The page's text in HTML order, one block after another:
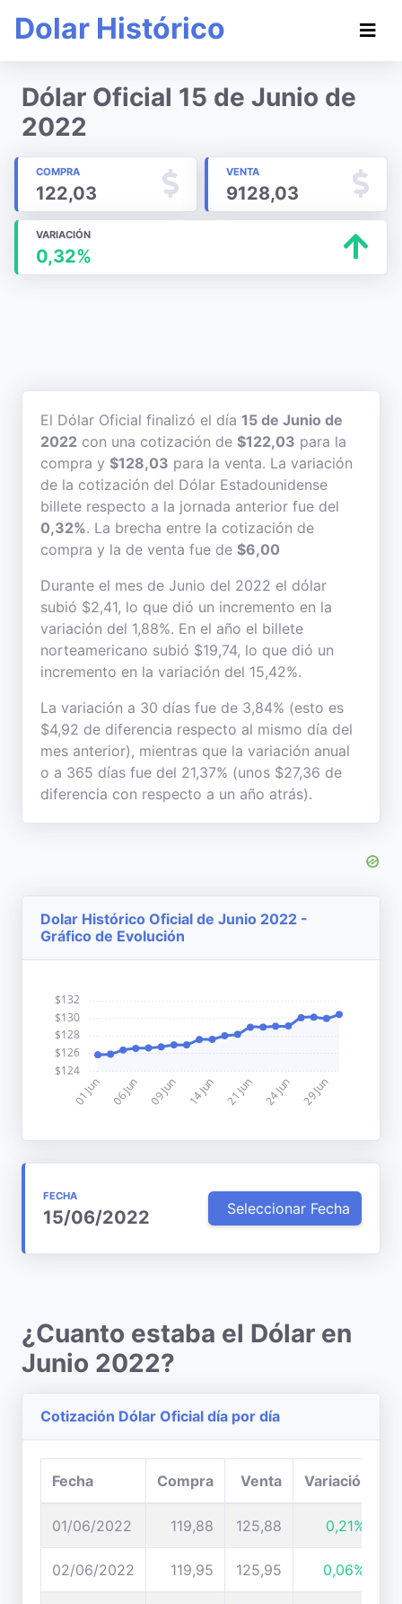
Dolar Histórico
Dólar Oficial 15 de Junio de
2022
COMPRA
122,03
VENTA
9128,03
VARIACIÓN
0,32%
El Dólar Oficial finalizó el día 15 de Junio de
2022 con una cotización de $122,03 para la
compra y $128,03 para la venta. La variación
de la cotización del Dólar Estadounidense
billete respecto a la jornada anterior fue del
0,32%. La brecha entre la cotización de
compra y la de venta fue de $6,00
Durante el mes de Junio del 2022 el dólar
subió $2,41, lo que dió un incremento en la
variación del 1,88%. En el año el billete
norteamericano subió $19,74, lo que dió un
incremento en la variación del 15,42%.
La variación a 30 días fue de 3,84% (esto es
$4,92 de diferencia respecto al mismo día del
mes anterior), mientras que la variación anual
o a 365 días fue del 21,37% (unos $27,36 de
diferencia con respecto a un año atrás).
Dolar Histórico Oficial de Junio 2022 -
Gráfico de Evolución
FECHA
15/06/2022 Seleccionar Fecha
¿Cuanto estaba el Dólar en
Junio 2022?
Cotización Dólar Oficial día por día
Fecha Compra Venta Variación
01/06/2022 119,88 125,88 0,21%
02/06/2022 119,95 125,95 0,06%